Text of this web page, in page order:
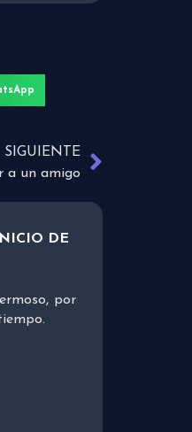
SIGUIENTE
a un amigo
DE
por